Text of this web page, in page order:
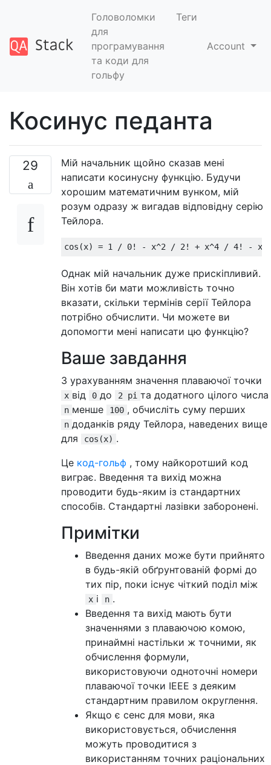
Головоломки
для
програмування
та коди для
гольфу
Теги
Account
Косинус педанта
29
Мій начальник щойно сказав мені
написати косинусну функцію. Будучи
хорошим математичним вунком, мій
розум одразу ж вигадав відповідну серію
Тейлора.
Однак мій начальник дуже прискіпливий.
Він хотів би мати можливість точно
вказати, скільки термінів серії Тейлора
потрібно обчислити. Чи можете ви
допомогти мені написати цю функцію?
Ваше завдання
З урахуванням значення плаваючої точки
x від 0 до 2 pi та додатного цілого числа
n менше 100 , обчисліть суму перших
n доданків ряду Тейлора, наведених вище
для
cos(x) .
Це код-гольф , тому найкоротший код
виграє. Введення та вихід можна
проводити будь-яким із стандартних
способів. Стандартні лазівки заборонені.
Примітки
Введення даних може бути прийнято
в будь-якій обґрунтованій формі до
тих пір, поки існує чіткий поділ між
x і n .
Введення та вихід мають бути
значеннями з плаваючою комою,
принаймні настільки ж точними, як
обчислення формули,
використовуючи одноточні номери
плаваючої точки IEEE з деяким
стандартним правилом округлення.
Якщо є сенс для мови, яка
використовується, обчислення
можуть проводитися з
використанням точних раціональних